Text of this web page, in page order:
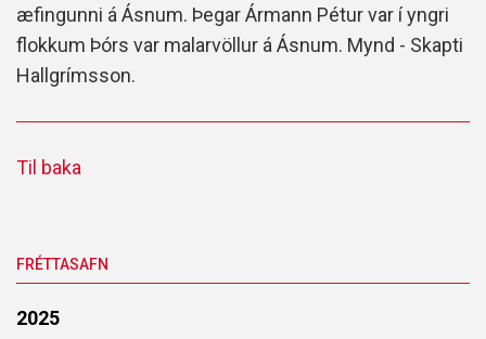
æfingunni á Ásnum. Þegar Ármann Pétur var í yngri
flokkum Þórs var malarvöllur á Ásnum. Mynd - Skapti
Hallgrímsson.
Til baka
FRÉTTASAFN
2025